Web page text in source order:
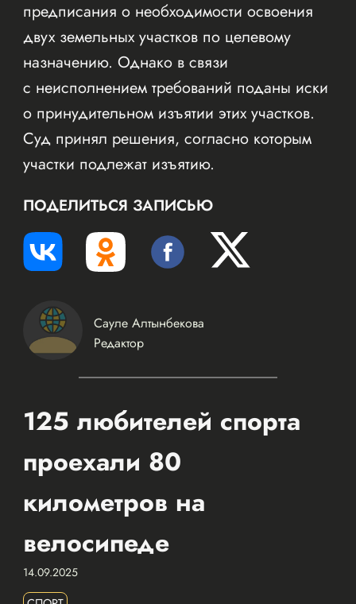
предписания о необходимости освоения
двух земельных участков по целевому
назначению. Однако в связи
с неисполнением требований поданы иски
о принудительном изъятии этих участков.
Суд принял решения, согласно которым
участки подлежат изъятию.
ПОДЕЛИТЬСЯ ЗАПИСЬЮ
Сауле Алтынбекова
Редактор
125 любителей спорта
проехали 80
километров на
велосипеде
14.09.2025